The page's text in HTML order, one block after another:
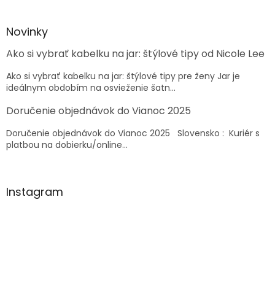
äNovinky
Ako si vybrať kabelku na jar: štýlové tipy od Nicole Lee
Ako si vybrať kabelku na jar: štýlové tipy pre ženy Jar je
ideálnym obdobím na osvieženie šatn...
Doručenie objednávok do Vianoc 2025
Doručenie objednávok do Vianoc 2025 Slovensko : Kuriér s
platbou na dobierku/online...
Instagram